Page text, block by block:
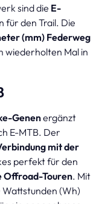
sind die E-
für den Trail. Die
(mm) Federweg
wiederholten Mal in
Genenergänzt
E-MTB. Der
mit der
perfekt für den
Offroad-Touren. Mit
(Wh)